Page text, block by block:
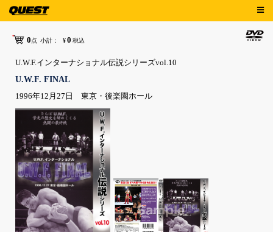
0点 小計： ¥0 税込
U.W.F.インターナショナル伝説シリーズvol.10
U.W.F. FINAL
1996年12月27日 東京・後楽園ホール